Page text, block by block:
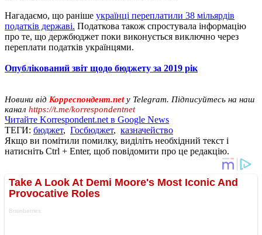
Нагадаємо, що раніше українці переплатили 38 мільярдів
податків державі. Податкова також спростувала інформацію
про те, що держбюджет поки виконується виключно через
переплати податків українцями.
Опублікований звіт щодо бюджету за 2019 рік
Новини від Корреспондент.net у Telegram. Підписуйтесь на наш
канал https://t.me/korrespondentnet
Читайте Korrespondent.net в Google News
ТЕГИ: бюджет, Госбюджет, казначейство
Якщо ви помітили помилку, виділіть необхідний текст і
натисніть Ctrl + Enter, щоб повідомити про це редакцію.